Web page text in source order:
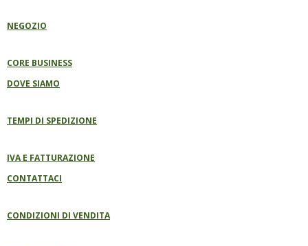
O
K
NEGOZIO
CORE BUSINESS
DOVE SIAMO
TEMPI DI SPEDIZIONE
IVA E FATTURAZIONE
CONTATTACI
CONDIZIONI DI VENDITA